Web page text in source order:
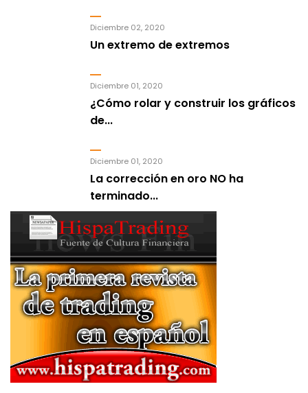
Diciembre 02, 2020
Un extremo de extremos
Diciembre 01, 2020
¿Cómo rolar y construir los gráficos
de...
Diciembre 01, 2020
La corrección en oro NO ha
terminado...